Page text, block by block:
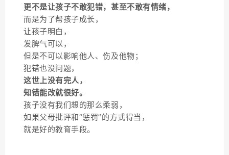
更不是让孩子不敢犯错，甚至不敢有情绪，
而是为了帮孩子成长，
让孩子明白，
发脾气可以，
但是不可以影响他人、伤及他物；
犯错也没问题，
这世上没有完人，
知错能改就很好。
孩子没有我们想的那么柔弱，
如果父母批评和“惩罚”的方式得当，
就是好的教育手段。